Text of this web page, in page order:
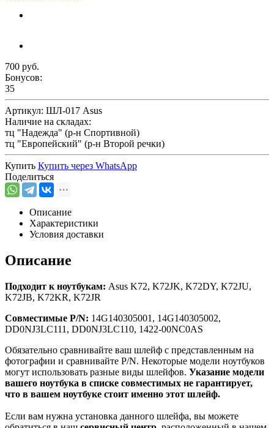
700 руб.
Бонусов:
35
Артикул: ШЛ-017 Asus
Наличие на складах:
тц "Надежда" (р-н Спортивной)
тц "Европейский" (р-н Второй речки)
Купить Купить через WhatsApp
Поделиться
Описание
Характеристики
Условия доставки
Описание
Подходит к ноутбукам: Asus K72, K72JK, K72DY, K72JU,
K72JB, K72KR, K72JR
Совместимые P/N: 14G140305001, 14G140305002,
DD0NJ3LC111, DD0NJ3LC110, 1422-00NC0AS
Обязательно сравнивайте ваш шлейф с представленным на
фотографии и сравнивайте P/N. Некоторые модели ноутбуков
могут использовать разные виды шлейфов. Указание модели
вашего ноутбука в списке совместимых не гарантирует,
что в вашем ноутбуке стоит именно этот шлейф.
Если вам нужна установка данного шлейфа, вы можете